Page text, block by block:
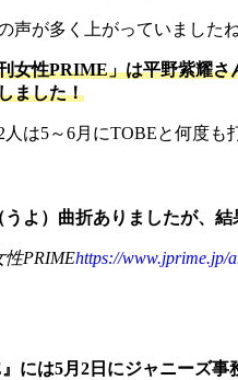
声が多く上がっていましたね
女性PRIME」は平野紫耀
ました！
は5～6月にTOBEと何度も
うよ）曲折ありましたが、
性PRIMEhttps://www.jprime.jp/
には5月2日にジャニーズ